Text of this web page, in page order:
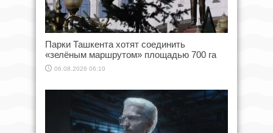
Парки Ташкента хотят соединить
«зелёным маршрутом» площадью 700 га
06.08.2026 06:10